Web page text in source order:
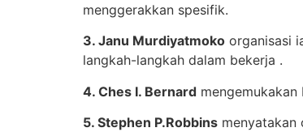
menggerakkan spesifik.
3. Janu Murdiyatmoko organisasi
langkah-langkah dalam bekerja .
4. Ches I. Bernard
5. Stephen P.Robbins menyatakan